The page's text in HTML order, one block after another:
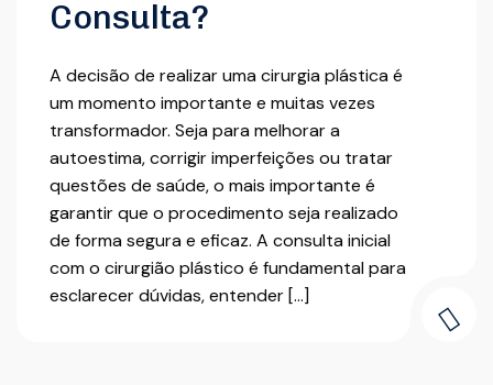
Consulta?
A decisão de realizar uma cirurgia plástica é
um momento importante e muitas vezes
transformador. Seja para melhorar a
autoestima, corrigir imperfeições ou tratar
questões de saúde, o mais importante é
garantir que o procedimento seja realizado
de forma segura e eficaz. A consulta inicial
com o cirurgião plástico é fundamental para
esclarecer dúvidas, entender […]